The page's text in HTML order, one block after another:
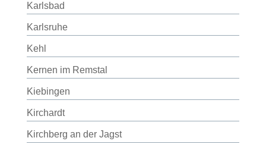
Karlsbad
Karlsruhe
Kehl
Kernen im Remstal
Kiebingen
Kirchardt
Kirchberg an der Jagst